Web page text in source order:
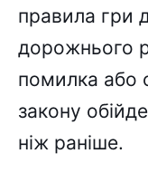
правила гри
дорожнього
помилка або
закону
ніж раніше.